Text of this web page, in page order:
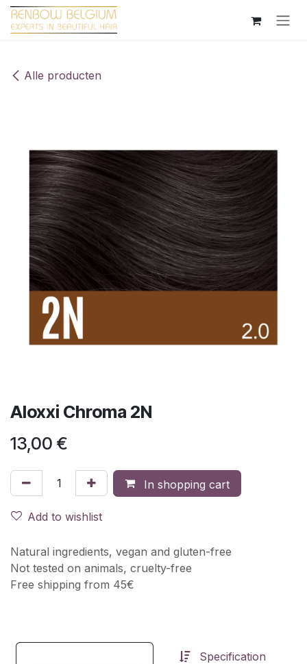
Overslaan naar inhoud
Alle producten
Aloxxi Chroma 2N
13,00 €
In shopping cart
Add to wishlist
Natural ingredients, vegan and gluten-free
Not tested on animals, cruelty-free
Free shipping from 45€
Specification